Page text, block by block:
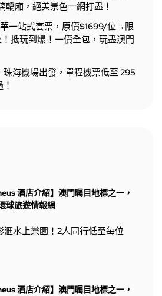
轎廂，絕美景色一網打盡！
一站式套票，原價$1699/位→限
抵玩到爆！一價全包，玩盡澳門
海機場出發，單程機票低至 295
酒店介紹】澳門矚目地標之一，
球旅遊情報網
滙水上樂園！2人同行低至每位
酒店介紹】澳門矚目地標之一，